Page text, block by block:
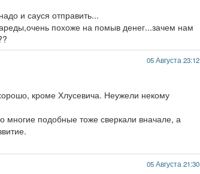
и сауся отправить...
похоже на помыв денег...зачем нам
05 Августа 23:12
кроме Хлусевича. Неужели некому
подобные тоже сверкали вначале, а
05 Августа 21:30